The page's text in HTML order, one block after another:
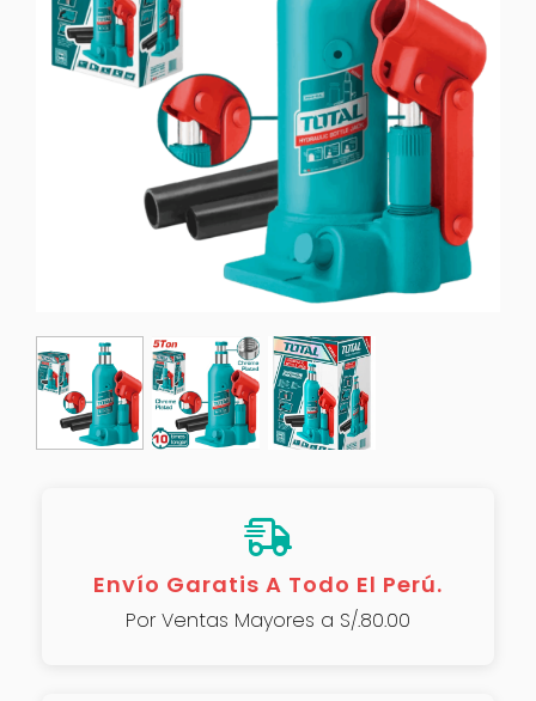
Envío Garatis A Todo El Perú.
Por Ventas Mayores a S/.80.00